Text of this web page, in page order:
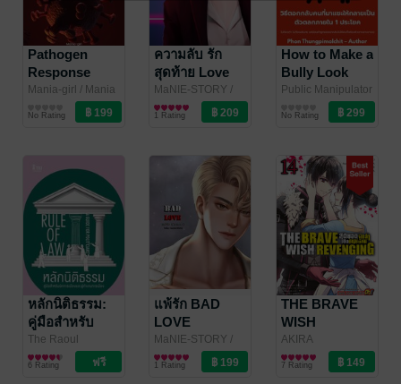
Pathogen
Response
Manual : การ
เอาตัวรอดและ
ป้องกันภัย
Mania-girl / Mania
ความรู้ทั่วไป
No Rating
ความลับ รัก
สุดท้าย Love
the end
MaNIE-STORY /
maniestory
นิยายโรมานซ์
1 Rating
How to Make a
Bully Look
Stupid in 1
Sentence : วิธี
ตอกกลับคน
กลายเป็นตัว
ตลกภายใน 1
ประโยค
Public Manipulator
No Rating
หลักนิติธรรม:
คู่มือสำหรับ
นักการเมืองและ
ผู้ทำงาน
การเมือง ( Rule
The Raoul
Wallenberg
Institute of Human
การเมือง/รัฐศาสตร์
6 Rating
แพ้รัก BAD
LOVE
MaNIE-STORY /
maniestory
นิยายโรมานซ์
1 Rating
THE BRAVE
WISH
REVENGING
สุดยอดผู้กล้า
เปิดบัญชีแค้น
AKIRA
SAKAMOTO
/MANIMANI
การ์ตูนทั่วไป
7 Rating